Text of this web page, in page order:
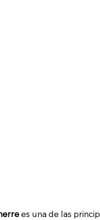
es una de las